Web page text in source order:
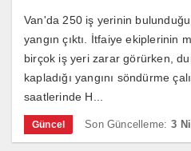
Van'da 250 iş yerinin
yangın çıktı. İtfaiye ekiplerinin
birçok iş yeri zarar görürken,
kapladığı yangını söndürme
saatlerinde H...
Güncel Son Güncelleme: 3